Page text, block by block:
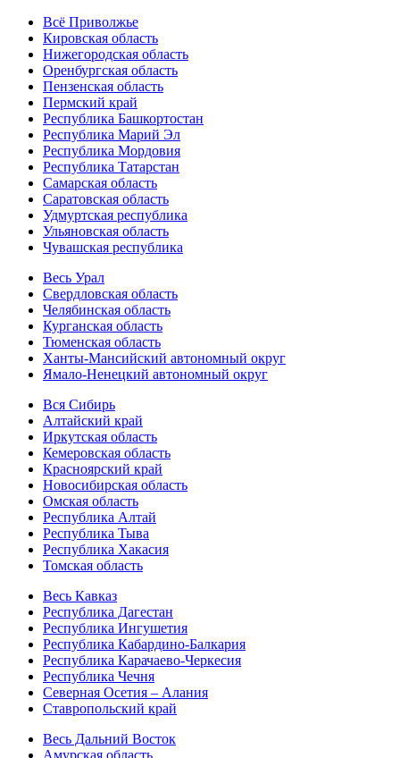
Всё Приволжье
Кировская область
Нижегородская область
Оренбургская область
Пензенская область
Пермский край
Республика Башкортостан
Республика Марий Эл
Республика Мордовия
Республика Татарстан
Самарская область
Саратовская область
Удмуртская республика
Ульяновская область
Чувашская республика
Весь Урал
Свердловская область
Челябинская область
Курганская область
Тюменская область
Ханты-Мансийский автономный округ
Ямало-Ненецкий автономный округ
Вся Сибирь
Алтайский край
Иркутская область
Кемеровская область
Красноярский край
Новосибирская область
Омская область
Республика Алтай
Республика Тыва
Республика Хакасия
Томская область
Весь Кавказ
Республика Дагестан
Республика Ингушетия
Республика Кабардино-Балкария
Республика Карачаево-Черкесия
Республика Чечня
Северная Осетия – Алания
Ставропольский край
Весь Дальний Восток
Амурская область